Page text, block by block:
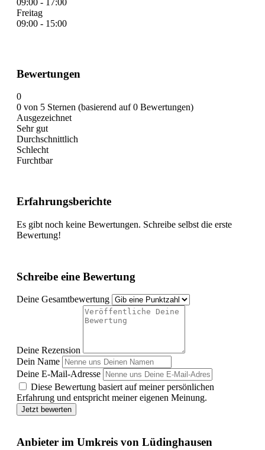
09:00 - 17:00
Freitag
09:00 - 15:00
Bewertungen
0
0 von 5 Sternen (basierend auf 0 Bewertungen)
Ausgezeichnet
Sehr gut
Durchschnittlich
Schlecht
Furchtbar
Erfahrungsberichte
Es gibt noch keine Bewertungen. Schreibe selbst die erste
Bewertung!
Schreibe eine Bewertung
Deine Gesamtbewertung
Deine Rezension
Dein Name
Deine E-Mail-Adresse
Diese Bewertung basiert auf meiner persönlichen
Erfahrung und entspricht meiner eigenen Meinung.
Jetzt bewerten
Anbieter im Umkreis von Lüdinghausen